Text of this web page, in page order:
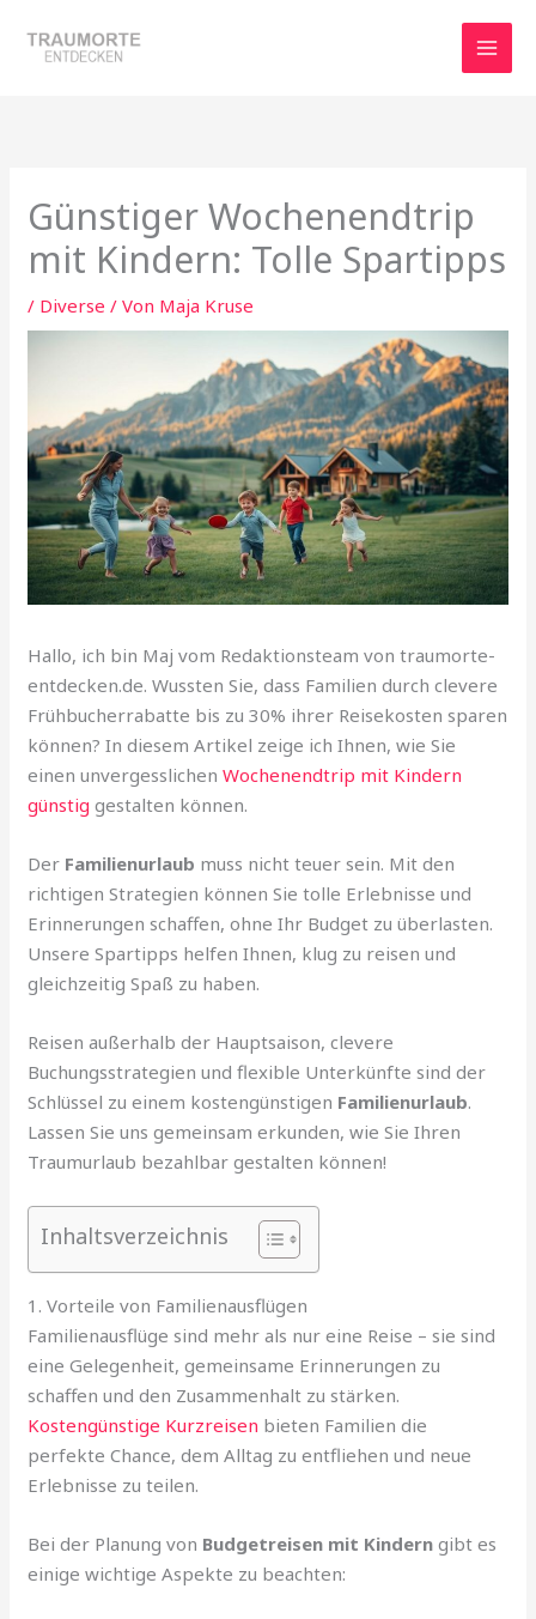
Inhalt
Günstiger Wochenendtrip
mit Kindern: Tolle Spartipps
/ Diverse / Von Maja Kruse
Hallo, ich bin Maj vom Redaktionsteam von traumorte-
entdecken.de. Wussten Sie, dass Familien durch clevere
Frühbucherrabatte bis zu 30% ihrer Reisekosten sparen
können? In diesem Artikel zeige ich Ihnen, wie Sie
einen unvergesslichenWochenendtrip mit Kindern
günstig gestalten können.
Der Familienurlaub muss nicht teuer sein. Mit den
richtigen Strategien können Sie tolle Erlebnisse und
Erinnerungen schaffen, ohne Ihr Budget zu überlasten.
Unsere Spartipps helfen Ihnen, klug zu reisen und
gleichzeitig Spaß zu haben.
Reisen außerhalb der Hauptsaison, clevere
Buchungsstrategien und flexible Unterkünfte sind der
Schlüssel zu einem kostengünstigen Familienurlaub.
Lassen Sie uns gemeinsam erkunden, wie Sie Ihren
Traumurlaub bezahlbar gestalten können!
Inhaltsverzeichnis
1. Vorteile von Familienausflügen
Familienausflüge sind mehr als nur eine Reise – sie sind
eine Gelegenheit, gemeinsame Erinnerungen zu
schaffen und den Zusammenhalt zu stärken.
Kostengünstige Kurzreisen bieten Familien die
perfekte Chance, dem Alltag zu entfliehen und neue
Erlebnisse zu teilen.
Bei der Planung von Budgetreisen mit Kindern gibt es
einige wichtige Aspekte zu beachten: